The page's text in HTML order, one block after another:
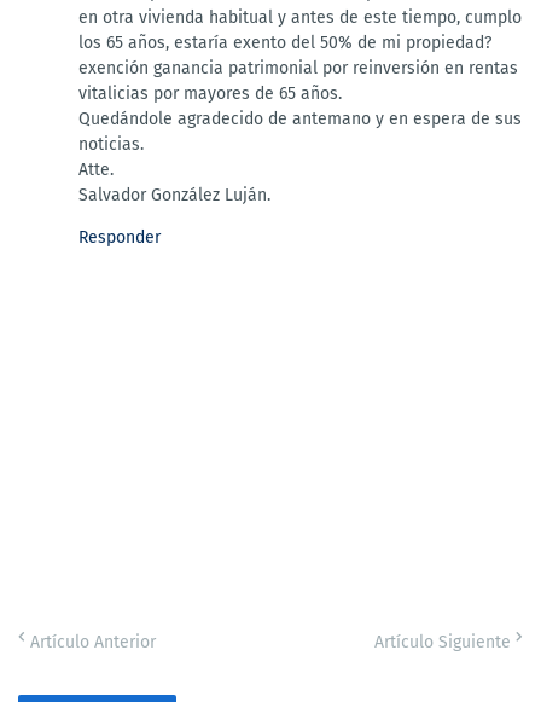
en otra vivienda habitual y antes de este tiempo, cumplo
los 65 años, estaría exento del 50% de mi propiedad?
exención ganancia patrimonial por reinversión en rentas
vitalicias por mayores de 65 años.
Quedándole agradecido de antemano y en espera de sus
noticias.
Atte.
Salvador González Luján.
Responder
Artículo Anterior Artículo Siguiente